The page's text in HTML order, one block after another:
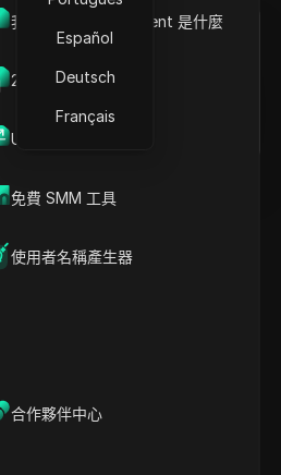
我的瀏覽器 User Agent 是什麼
2FA验证码生成器
UUID 產生器
免費 SMM 工具
使用者名稱產生器
合作夥伴中心
Español
Deutsch
Français
在ChatGPT中開啟
在Claude中開啟
就此頁面提問